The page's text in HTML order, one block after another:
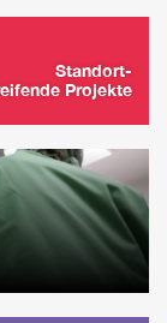
Standort-
Projekte